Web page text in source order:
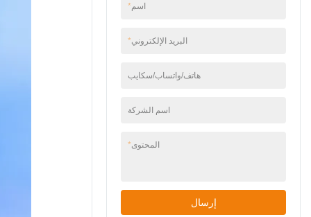
*اسم
*البريد الإلكتروني
هاتف/واتساب/سكايب
اسم الشركة
*المحتوى
إرسال